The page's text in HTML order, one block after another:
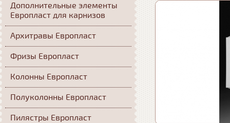
Дополнительные элементы
Европласт для карнизов
Архитравы Европласт
Фризы Европласт
Колонны Европласт
Полуколонны Европласт
Пилястры Европласт